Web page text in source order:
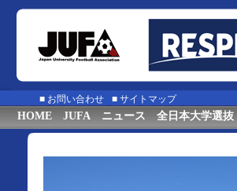
■ お問い合わせ ■ サイトマップ
HOME JUFA ニュース 全日本大学選抜